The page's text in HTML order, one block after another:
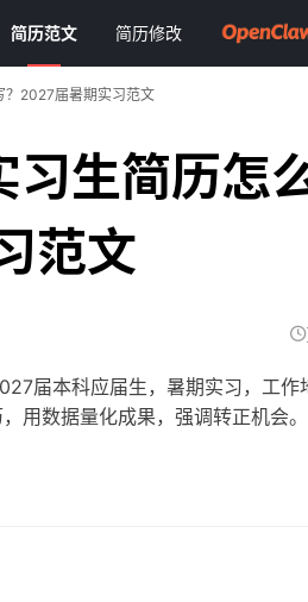
简历范文 简历修改
？2027届暑期实习范文
生简历怎
范文
届本科应届生，暑期实习，工作
用数据量化成果，强调转正机会。